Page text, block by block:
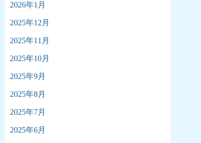
2026年1月
2025年12月
2025年11月
2025年10月
2025年9月
2025年8月
2025年7月
2025年6月